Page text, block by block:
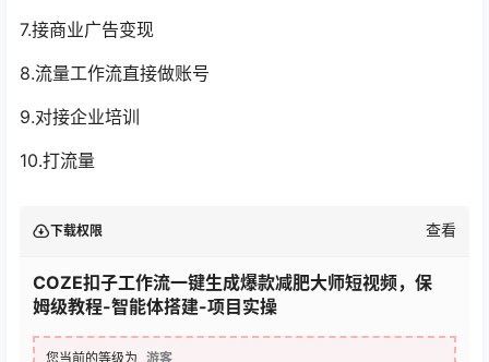
7.接商业广告变现
8.流量工作流直接做账号
9.对接企业培训
10.打流量
下载权限 查看
COZE扣子工作流一键生成爆款减肥大师短视频，保
姆级教程-智能体搭建-项目实操
您当前的等级为 游客